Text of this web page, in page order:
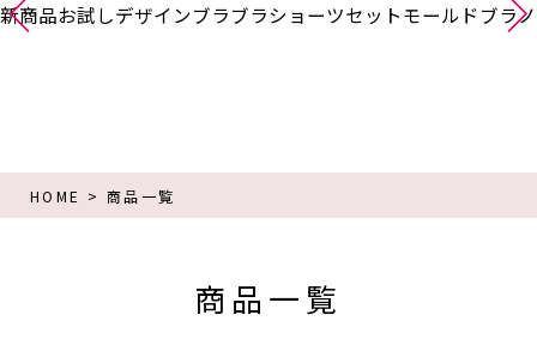
新商品お試しデザインブラブラショーツセットモールドブラ
HOME 商品一覧
商品一覧